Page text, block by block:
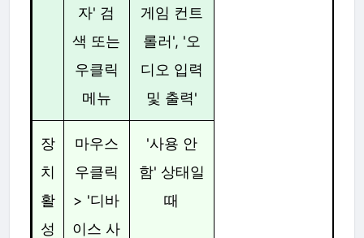
자' 검
색 또는
우클릭
메뉴
게임 컨트
롤러', '오
디오 입력
및 출력'
장
치
활
성
마우스
우클릭
> '디바
이스 사
'사용 안
함' 상태일
때